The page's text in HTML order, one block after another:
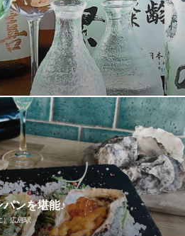
実。一年中美味しい牡蠣が食べられ
ル1F
いただくの日本酒、オリジナルサワ
ンを堪能♪
）広島駅